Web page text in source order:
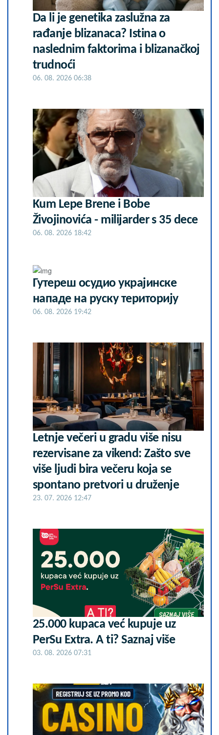
Da li je genetika zaslužna za
rađanje blizanaca? Istina o
naslednim faktorima i blizanačkoj
trudnoći
06. 08. 2026 06:38
Kum Lepe Brene i Bobe
Živojinovića - milijarder s 35 dece
06. 08. 2026 18:42
Гутереш осудио украјинске
нападе на руску територију
06. 08. 2026 19:42
Letnje večeri u gradu više nisu
rezervisane za vikend: Zašto sve
više ljudi bira večeru koja se
spontano pretvori u druženje
23. 07. 2026 12:47
25.000 kupaca već kupuje uz
PerSu Extra. A ti? Saznaj više
03. 08. 2026 07:31